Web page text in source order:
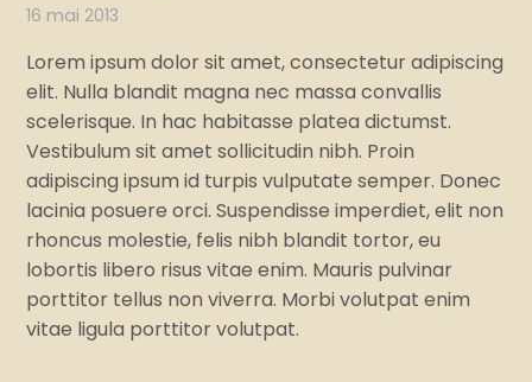
16 mai 2013
Lorem ipsum dolor sit amet, consectetur adipiscing
elit. Nulla blandit magna nec massa convallis
scelerisque. In hac habitasse platea dictumst.
Vestibulum sit amet sollicitudin nibh. Proin
adipiscing ipsum id turpis vulputate semper. Donec
lacinia posuere orci. Suspendisse imperdiet, elit non
rhoncus molestie, felis nibh blandit tortor, eu
lobortis libero risus vitae enim. Mauris pulvinar
porttitor tellus non viverra. Morbi volutpat enim
vitae ligula porttitor volutpat.